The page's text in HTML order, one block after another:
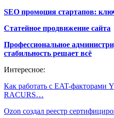
SEO промоция стартапов:
Статейное продвижение сайта
Профессиональное
стабильность решает всё
Интересное:
Как работать с EAT-факторами
RACURS…
Ozon создал реестр